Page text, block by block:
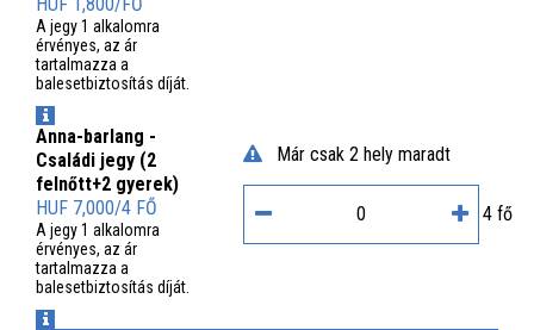
A jegy 1 alkalomra
érvényes, az ár
tartalmazza a
balesetbiztosítás díját.
INFO
Anna-barlang -
Családi jegy (2
felnőtt+2 gyerek)
HUF 7,000/4 FŐ
A jegy 1 alkalomra
érvényes, az ár
tartalmazza a
balesetbiztosítás díját.
INFO
Már csak 2 hely maradt
4 fő